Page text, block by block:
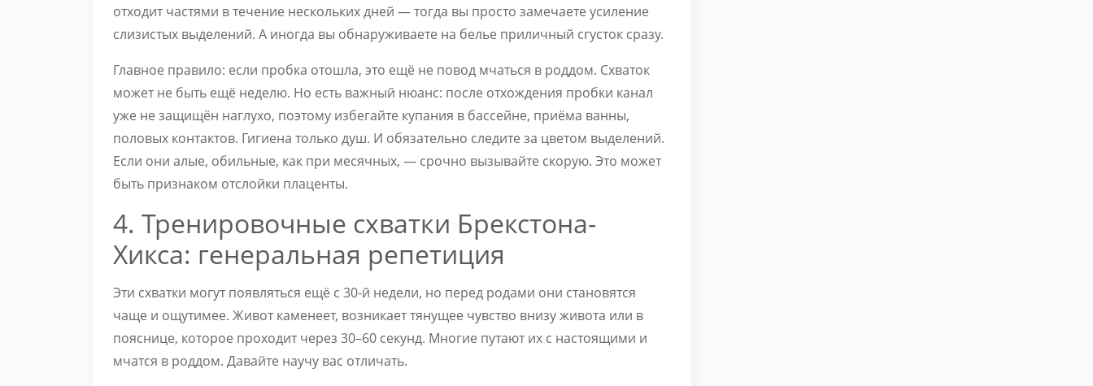
отходит частями в течение нескольких дней — тогда вы просто замечаете усиление
слизистых выделений. А иногда вы обнаруживаете на белье приличный сгусток сразу.
Главное правило: если пробка отошла, это ещё не повод мчаться в роддом. Схваток
может не быть ещё неделю. Но есть важный нюанс: после отхождения пробки канал
уже не защищён наглухо, поэтому избегайте купания в бассейне, приёма ванны,
половых контактов. Гигиена только душ. И обязательно следите за цветом выделений.
Если они алые, обильные, как при месячных, — срочно вызывайте скорую. Это может
быть признаком отслойки плаценты.
4. Тренировочные схватки Брекстона-
Хикса: генеральная репетиция
Эти схватки могут появляться ещё с 30-й недели, но перед родами они становятся
чаще и ощутимее. Живот каменеет, возникает тянущее чувство внизу живота или в
пояснице, которое проходит через 30–60 секунд. Многие путают их с настоящими и
мчатся в роддом. Давайте научу вас отличать.